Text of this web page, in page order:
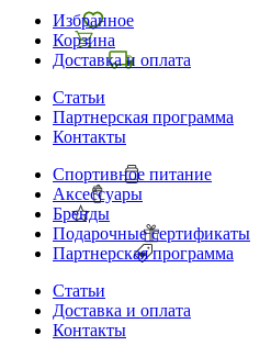
Избранное
Корзина
Доставка и оплата
Статьи
Партнерская программа
Контакты
Спортивное питание
Аксессуары
Бренды
Подарочные сертификаты
Партнерская программа
Статьи
Доставка и оплата
Контакты